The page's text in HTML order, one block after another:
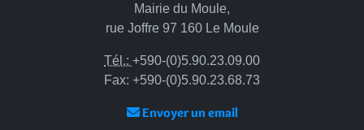
Mairie du Moule,
rue Joffre 97 160 Le Moule
Tél.: +590-(0)5.90.23.09.00
Fax: +590-(0)5.90.23.68.73
Envoyer un email